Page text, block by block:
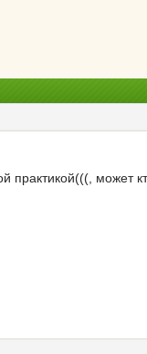
практикой(((, может